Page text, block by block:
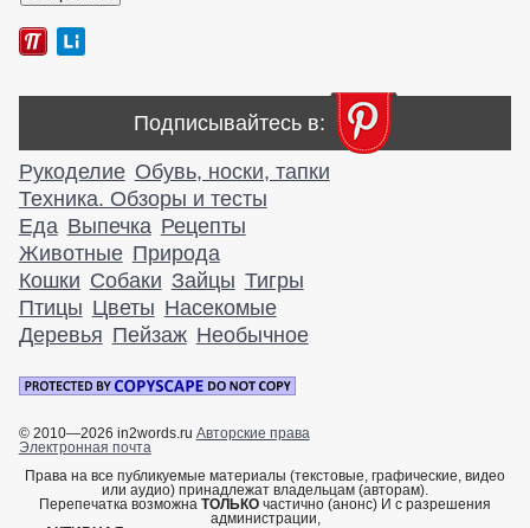
Подписывайтесь в:
Рукоделие Обувь, носки, тапки
Техника. Обзоры и тесты
Еда Выпечка Рецепты
Животные Природа
Кошки Собаки Зайцы Тигры
Птицы Цветы Насекомые
Деревья Пейзаж Необычное
© 2010—2026 in2words.ru Авторские права
Электронная почта
Права на все публикуемые материалы (текстовые, графические, видео
или аудио) принадлежат владельцам (авторам).
Перепечатка возможна ТОЛЬКО частично (анонс) И с разрешения
администрации,